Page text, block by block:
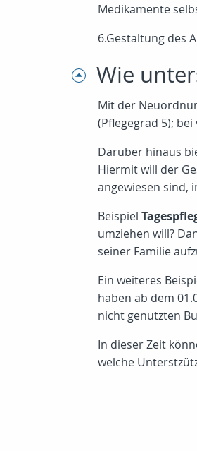
Medikamente
6.Gestaltung des
Wie
Mit der
(Pflegegrad 5);
Darüber hinaus
Hiermit will der
angewiesen sind,
Beispiel
umziehen will?
seiner Familie
Ein weiteres
haben ab dem
nicht genutzten
In dieser Zeit
welche